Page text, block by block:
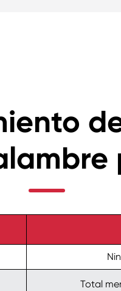
Total